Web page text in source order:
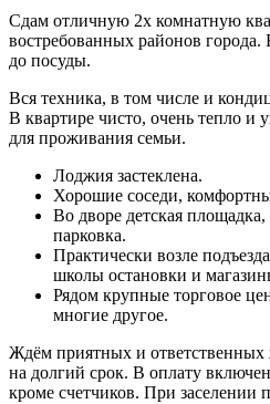
Сдам отличную 2х комнатную
востребованных районов города.
до посуды.
Вся техника, в том числе и
В квартире чисто, очень тепло и
для проживания семьи.
Лоджия застеклена.
Хорошие соседи,
Во дворе детская
парковка.
Практически возле
школы остановки и
Рядом крупные торговое
многие другое.
Ждём приятных и ответственных
на долгий срок. В оплату
кроме счетчиков. При заселении